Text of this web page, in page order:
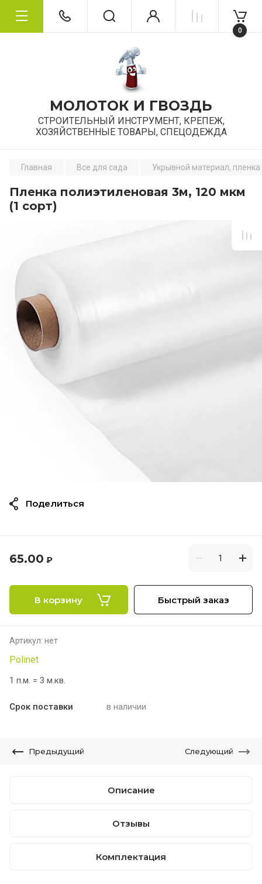
МОЛОТОК И ГВОЗДЬ
СТРОИТЕЛЬНЫЙ ИНСТРУМЕНТ, КРЕПЕЖ,
ХОЗЯЙСТВЕННЫЕ ТОВАРЫ, СПЕЦОДЕЖДА
0
Главная Все для сада Укрывной материал, пленка
Пленка полиэтиленовая 3м, 120 мкм
(1 сорт)
65.00 ₽
В корзину Быстрый заказ
Артикул: нет
Polinet
1 п.м. = 3 м.кв.
Срок поставки в наличии
Поделиться
Предыдущий Следующий
Описание
Отзывы
Комплектация